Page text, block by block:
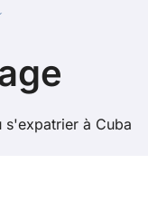
s'expatrier à Cuba